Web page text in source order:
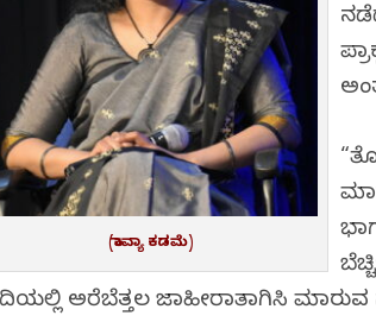
(ಕಾವ್ಯಾ ಕಡಮೆ)
ಅರೆಬೆತ್ತಲ ಜಾಹೀರಾತಾಗಿಸಿ